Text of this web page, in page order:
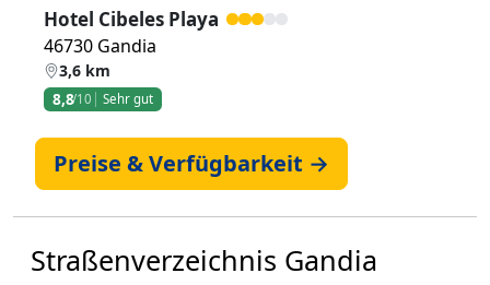
Hotel Cibeles Playa
46730 Gandia
3,6 km
8,8/10 Sehr gut
Preise & Verfügbarkeit →
Straßenverzeichnis Gandia